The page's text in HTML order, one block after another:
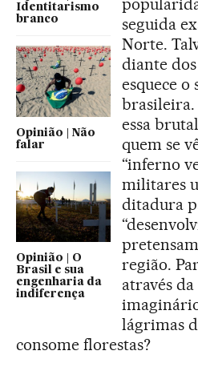
Identitarismo
branco
Opinião | Não
falar
Opinião | O
Brasil e sua
engenharia da
indiferença
seguida
Norte.
diante
esquece
brasileira.
essa
quem se
“inferno
militares
ditadura
região.
através
lágrimas
consome florestas?